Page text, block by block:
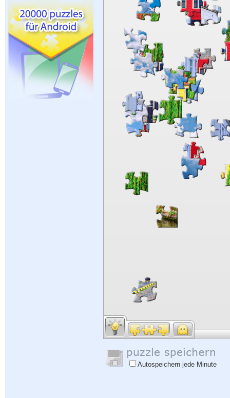
Autospeichern jede Minute